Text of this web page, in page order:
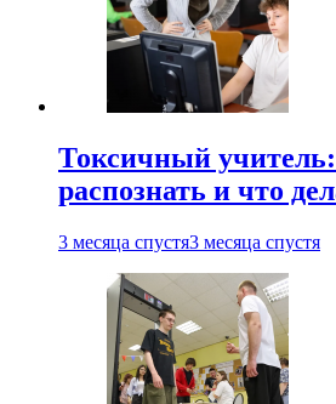
Токсичный
распознать и что
3 месяца спустя3 месяца спустя